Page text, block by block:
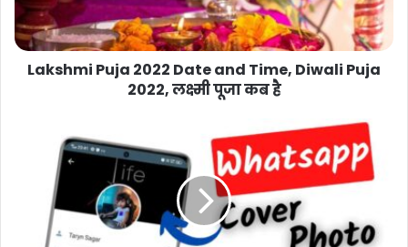
Lakshmi Puja 2022 Date and Time, Diwali Puja
2022, लक्ष्मी पूजा कब है